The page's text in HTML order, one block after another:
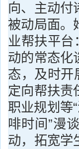
向、主动付
被动局面。
业帮扶平台
动的常态化
态，及时开
定向帮扶责
职业规划等
啡时间”漫
动，拓宽学